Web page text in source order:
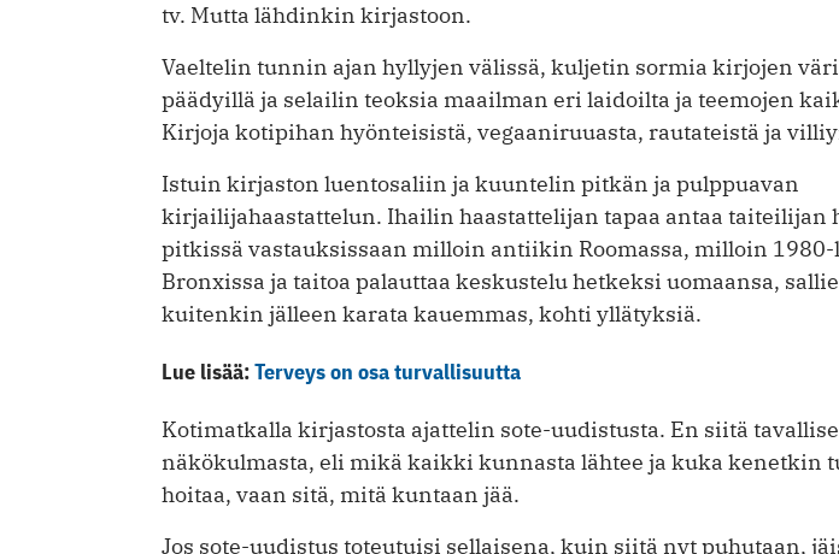
tv. Mutta lähdinkin kirjastoon.
Vaeltelin tunnin ajan hyllyjen välissä, kuljetin sormia kirjojen
päädyillä ja selailin teoksia maailman eri laidoilta ja teemojen
Kirjoja kotipihan hyönteisistä, vegaaniruuasta, rautateistä ja
Istuin kirjaston luentosaliin ja kuuntelin pitkän ja pulppuavan
kirjailijahaastattelun. Ihailin haastattelijan tapaa antaa taiteilijan
pitkissä vastauksissaan milloin antiikin Roomassa, milloin
Bronxissa ja taitoa palauttaa keskustelu hetkeksi uomaansa,
kuitenkin jälleen karata kauemmas, kohti yllätyksiä.
Lue lisää:Terveys on osa turvallisuutta
Kotimatkalla kirjastosta ajattelin sote-uudistusta. En siitä
näkökulmasta, eli mikä kaikki kunnasta lähtee ja kuka kenetkin
hoitaa, vaan sitä, mitä kuntaan jää.
Jos sote-uudistus toteutuisi sellaisena, kuin siitä nyt puhutaan,